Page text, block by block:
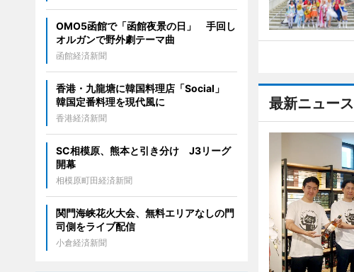
最新ニュース
OMO5函館で「函館夜景の日」 手回し
オルガンで野外劇テーマ曲
函館経済新聞
香港・九龍塘に韓国料理店「Social」
韓国定番料理を現代風に
香港経済新聞
SC相模原、熊本と引き分け J3リーグ
開幕
相模原町田経済新聞
関門海峡花火大会、無料エリアなしの門
司側をライブ配信
小倉経済新聞